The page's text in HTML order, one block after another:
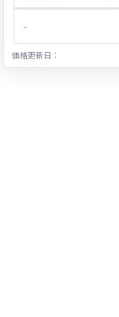
-
価格更新日：